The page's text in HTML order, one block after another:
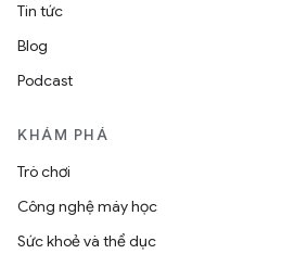
Tin tức
Blog
Podcast
KHÁM PHÁ
Trò chơi
Công nghệ máy học
Sức khoẻ và thể dục